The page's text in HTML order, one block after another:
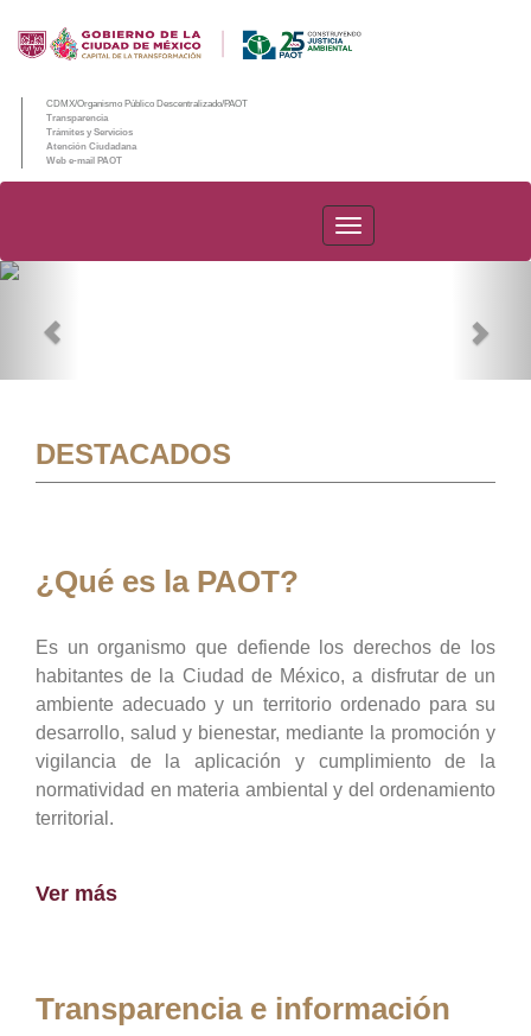
CDMX/Organismo Público Descentralizado/PAOT
Transparencia
Trámites y Servicios
Atención Ciudadana
Web e-mail PAOT
PAOT
DESTACADOS
¿Qué es la PAOT?
Es un organismo que defiende los derechos de los
habitantes de la Ciudad de México, a disfrutar de un
ambiente adecuado y un territorio ordenado para su
desarrollo, salud y bienestar, mediante la promoción y
vigilancia de la aplicación y cumplimiento de la
normatividad en materia ambiental y del ordenamiento
territorial.
Ver más
Transparencia e información